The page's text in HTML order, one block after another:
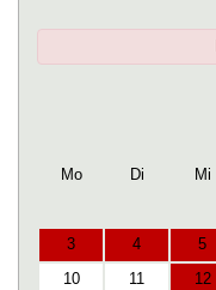
Mo
Di Mi
3
4 5
10
11 12